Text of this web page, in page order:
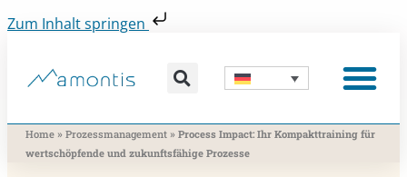
Zum Inhalt springen
Home » Prozessmanagement » Process Impact: Ihr Kompakttraining für
wertschöpfende und zukunftsfähige Prozesse